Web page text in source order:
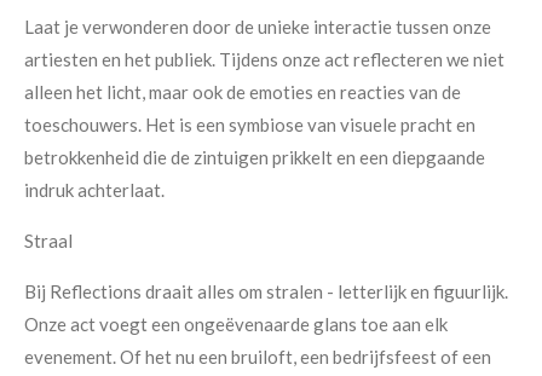
Laat je verwonderen door de unieke interactie tussen onze
artiesten en het publiek. Tijdens onze act reflecteren we niet
alleen het licht, maar ook de emoties en reacties van de
toeschouwers. Het is een symbiose van visuele pracht en
betrokkenheid die de zintuigen prikkelt en een diepgaande
indruk achterlaat.
Straal
Bij Reflections draait alles om stralen - letterlijk en figuurlijk.
Onze act voegt een ongeëvenaarde glans toe aan elk
evenement. Of het nu een bruiloft, een bedrijfsfeest of een